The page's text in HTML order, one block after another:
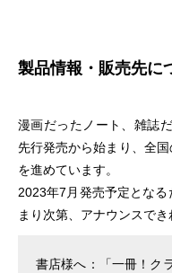
製品情報・販売先に
漫画だったノート、雑誌
先行発売から始まり、全
を進めています。
2023年7月発売予定とな
まり次第、アナウンスでき
書店様へ：「一冊！ク